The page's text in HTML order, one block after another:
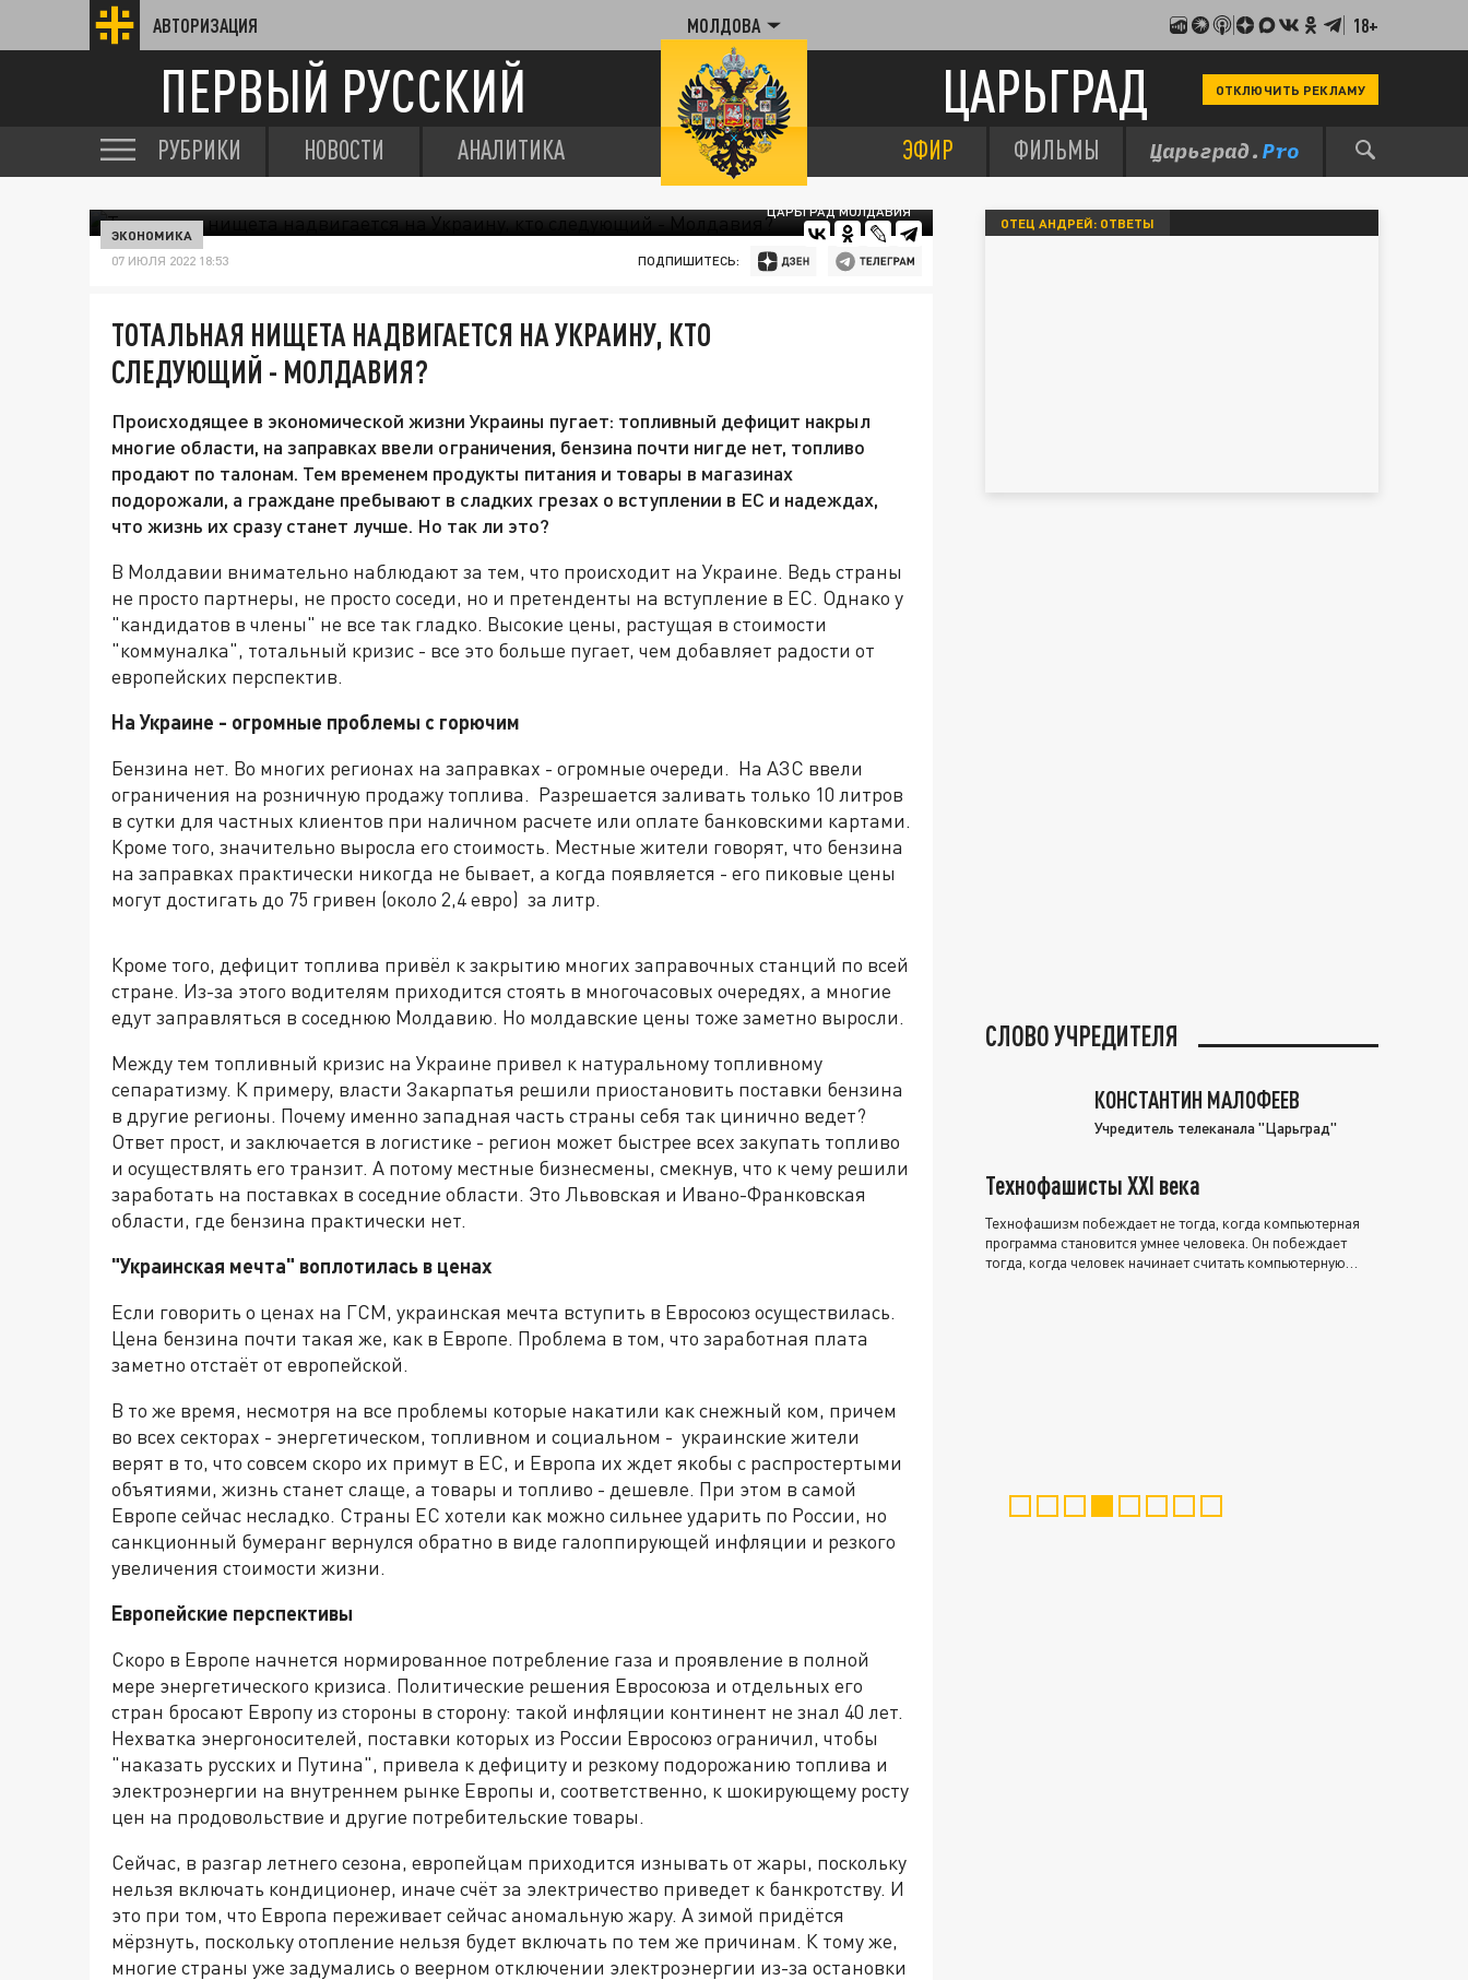
АВТОРИЗАЦИЯ МОЛДОВА 18+
ПЕРВЫЙ РУССКИЙ ЦАРЬГРАД ОТКЛЮЧИТЬ РЕКЛАМУ
РУБРИКИ НОВОСТИ АНАЛИТИКА ЭФИР ФИЛЬМЫ
ЦАРЬГРАД МОЛДАВИЯ
ЭКОНОМИКА
07 ИЮЛЯ 2022 18:53 ПОДПИШИТЕСЬ:
ТОТАЛЬНАЯ НИЩЕТА НАДВИГАЕТСЯ НА УКРАИНУ, КТО
СЛЕДУЮЩИЙ - МОЛДАВИЯ?
Происходящее в экономической жизни Украины пугает: топливный дефицит накрыл
многие области, на заправках ввели ограничения, бензина почти нигде нет, топливо
продают по талонам. Тем временем продукты питания и товары в магазинах
подорожали, а граждане пребывают в сладких грезах о вступлении в ЕС и надеждах,
что жизнь их сразу станет лучше. Но так ли это?
В Молдавии внимательно наблюдают за тем, что происходит на Украине. Ведь страны
не просто партнеры, не просто соседи, но и претенденты на вступление в ЕС. Однако у
"кандидатов в члены" не все так гладко. Высокие цены, растущая в стоимости
"коммуналка", тотальный кризис - все это больше пугает, чем добавляет радости от
европейских перспектив.
На Украине - огромные проблемы с горючим
Бензина нет. Во многих регионах на заправках - огромные очереди. На АЗС ввели
ограничения на розничную продажу топлива. Разрешается заливать только 10 литров
в сутки для частных клиентов при наличном расчете или оплате банковскими картами.
Кроме того, значительно выросла его стоимость. Местные жители говорят, что бензина
на заправках практически никогда не бывает, а когда появляется - его пиковые цены
могут достигать до 75 гривен (около 2,4 евро) за литр.
Кроме того, дефицит топлива привёл к закрытию многих заправочных станций по всей
стране. Из-за этого водителям приходится стоять в многочасовых очередях, а многие
едут заправляться в соседнюю Молдавию. Но молдавские цены тоже заметно выросли.
Между тем топливный кризис на Украине привел к натуральному топливному
сепаратизму. К примеру, власти Закарпатья решили приостановить поставки бензина
в другие регионы. Почему именно западная часть страны себя так цинично ведет?
Ответ прост, и заключается в логистике - регион может быстрее всех закупать топливо
и осуществлять его транзит. А потому местные бизнесмены, смекнув, что к чему решили
заработать на поставках в соседние области. Это Львовская и Ивано-Франковская
области, где бензина практически нет.
"Украинская мечта" воплотилась в ценах
Если говорить о ценах на ГСМ, украинская мечта вступить в Евросоюз осуществилась.
Цена бензина почти такая же, как в Европе. Проблема в том, что заработная плата
заметно отстаёт от европейской.
В то же время, несмотря на все проблемы которые накатили как снежный ком, причем
во всех секторах - энергетическом, топливном и социальном - украинские жители
верят в то, что совсем скоро их примут в ЕС, и Европа их ждет якобы с распростертыми
объятиями, жизнь станет слаще, а товары и топливо - дешевле. При этом в самой
Европе сейчас несладко. Страны ЕС хотели как можно сильнее ударить по России, но
санкционный бумеранг вернулся обратно в виде галоппирующей инфляции и резкого
увеличения стоимости жизни.
Европейские перспективы
Скоро в Европе начнется нормированное потребление газа и проявление в полной
мере энергетического кризиса. Политические решения Евросоюза и отдельных его
стран бросают Европу из стороны в сторону: такой инфляции континент не знал 40 лет.
Нехватка энергоносителей, поставки которых из России Евросоюз ограничил, чтобы
"наказать русских и Путина", привела к дефициту и резкому подорожанию топлива и
электроэнергии на внутреннем рынке Европы и, соответственно, к шокирующему росту
цен на продовольствие и другие потребительские товары.
Сейчас, в разгар летнего сезона, европейцам приходится изнывать от жары, поскольку
нельзя включать кондиционер, иначе счёт за электричество приведет к банкротству. И
это при том, что Европа переживает сейчас аномальную жару. А зимой придётся
мёрзнуть, поскольку отопление нельзя будет включать по тем же причинам. К тому же,
многие страны уже задумались о веерном отключении электроэнергии из-за остановки
ОТЕЦ АНДРЕЙ: ОТВЕТЫ
СЛОВО УЧРЕДИТЕЛЯ
КОНСТАНТИН МАЛОФЕЕВ
Учредитель телеканала "Царьград"
Технофашисты XXI века
Технофашизм побеждает не тогда, когда компьютерная
программа становится умнее человека. Он побеждает
тогда, когда человек начинает считать компьютерную